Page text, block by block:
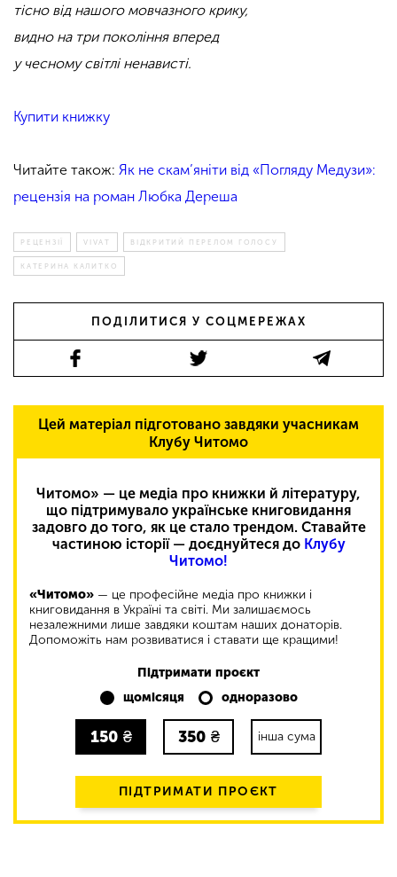
тісно від нашого мовчазного крику,
видно на три покоління вперед
у чесному світлі ненависті.
Купити книжку
Читайте також: Як не скам’яніти від «Погляду Медузи»:
рецензія на роман Любка Дереша
РЕЦЕНЗІЇ VIVAT ВІДКРИТИЙ ПЕРЕЛОМ ГОЛОСУ
КАТЕРИНА КАЛИТКО
ПОДІЛИТИСЯ У СОЦМЕРЕЖАХ
Цей матеріал підготовано завдяки учасникам
Клубу Читомо
Читомо» — це медіа про книжки й літературу,
що підтримувало українське книговидання
задовго до того, як це стало трендом. Ставайте
частиною історії — доєднуйтеся до Клубу
Читомо!
«Читомо» — це професійне медіа про книжки і
книговидання в Україні та світі. Ми залишаємось
незалежними лише завдяки коштам наших донаторів.
Допоможіть нам розвиватися і ставати ще кращими!
Підтримати проєкт
щомісяця
одноразово
150 ₴ 350 ₴ інша сума
ПІДТРИМАТИ ПРОЄКТ